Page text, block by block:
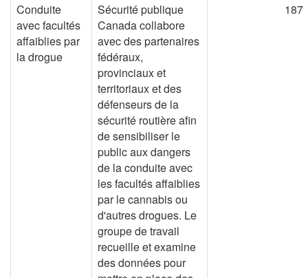
Conduite
avec facultés
affaiblies par
la drogue
Sécurité publique
Canada collabore
avec des partenaires
fédéraux,
provinciaux et
territoriaux et des
défenseurs de la
sécurité routière afin
de sensibiliser le
public aux dangers
de la conduite avec
les facultés affaiblies
par le cannabis ou
d'autres drogues. Le
groupe de travail
recueille et examine
des données pour
187